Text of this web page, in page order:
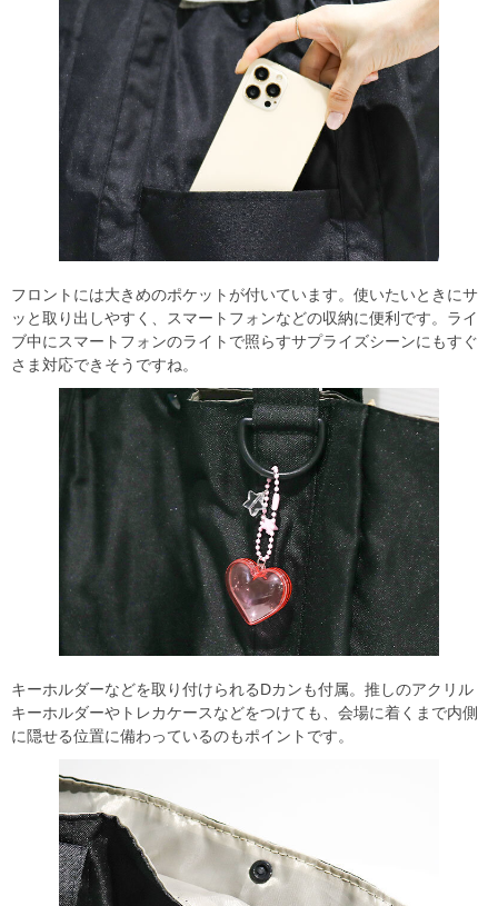
フロントには大きめのポケットが付いています。使いたいときにサ
ッと取り出しやすく、スマートフォンなどの収納に便利です。ライ
ブ中にスマートフォンのライトで照らすサプライズシーンにもすぐ
さま対応できそうですね。
キーホルダーなどを取り付けられるDカンも付属。推しのアクリル
キーホルダーやトレカケースなどをつけても、会場に着くまで内側
に隠せる位置に備わっているのもポイントです。